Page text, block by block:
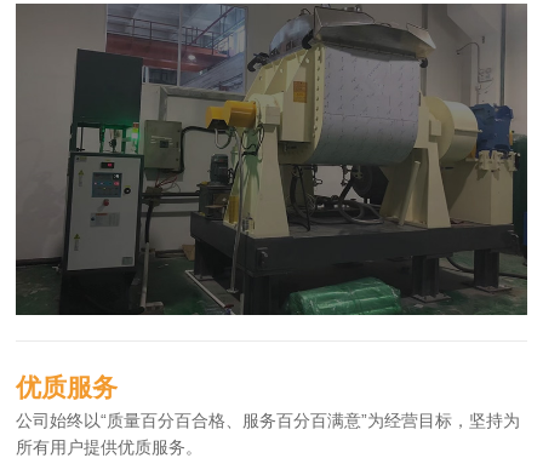
优质服务
公司始终以“质量百分百合格、服务百分百满意”为经营目标，坚持为
所有用户提供优质服务。